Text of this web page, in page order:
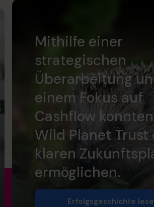
Mithilfe einer
strategischen
Überarbeitung
einem Fokus auf
Cashflow
Wild Planet Trust
klaren
ermöglichen.
Erfolgsgeschichte